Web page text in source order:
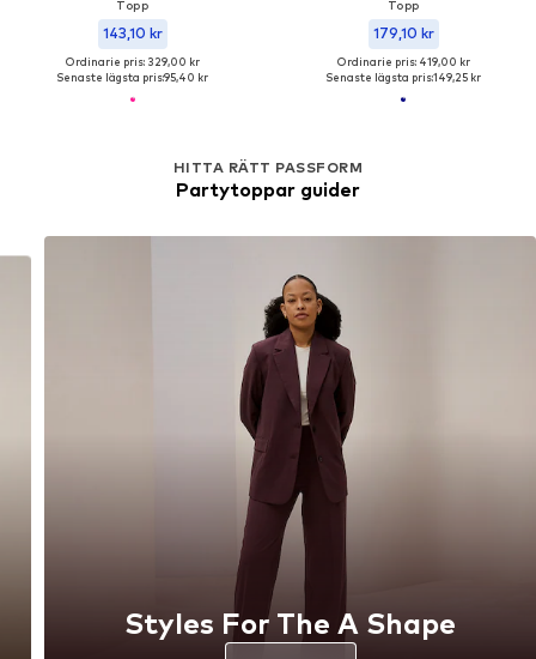
Topp
143,10 kr
Ordinarie pris: 329,00 kr
Senaste lägsta pris:95,40 kr
Topp
179,10 kr
Ordinarie pris: 419,00 kr
Senaste lägsta pris:149,25 kr
HITTA RÄTT PASSFORM
Partytoppar guider
Styles For The A Shape